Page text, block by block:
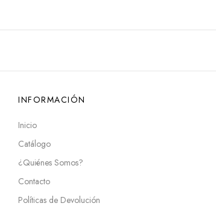
INFORMACIÓN
Inicio
Catálogo
¿Quiénes Somos?
Contacto
Políticas de Devolución